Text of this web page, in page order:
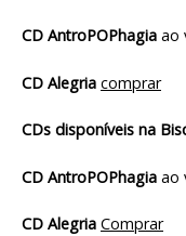
CD AntroPOPhagia ao
CD Alegria comprar
CDs disponíveis na
CD AntroPOPhagia ao
CD Alegria Comprar